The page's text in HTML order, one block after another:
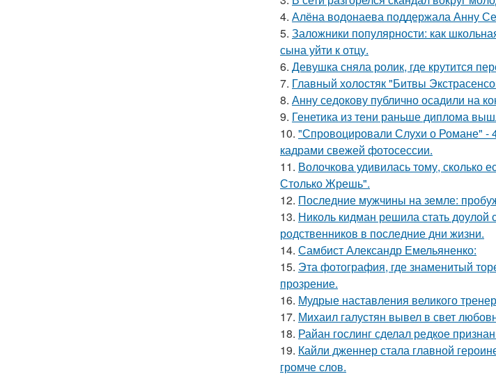
4. Алёна водонаева поддержала Анну
5. Заложники популярности: как
сына уйти к отцу.
6. Девушка сняла ролик, где крутится
7. Главный холостяк "Битвы
8. Анну седокову публично осадили на
9. Генетика из тени раньше диплома
10. "Спровоцировали Слухи о Романе" -
кадрами свежей фотосессии.
11. Волочкова удивилась тому,
Столько Жрешь".
12. Последние мужчины на земле:
13. Николь кидман решила стать
родственников в последние дни жизни.
14. Самбист Александр Емельяненко:
15. Эта фотография, где знаменитый
прозрение.
16. Мудрые наставления великого
17. Михаил галустян вывел в свет
18. Райан гослинг сделал редкое
19. Кайли дженнер стала главной
громче слов.